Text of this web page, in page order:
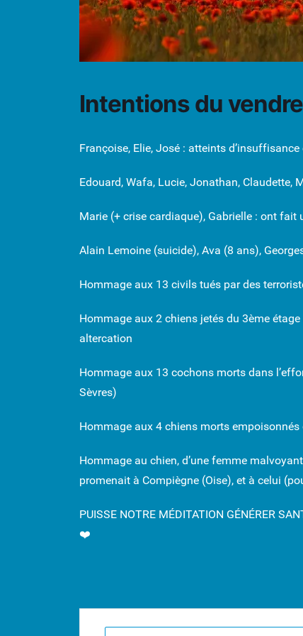
Intentions du
Françoise, Elie, José : atteints
Edouard, Wafa, Lucie, Jonathan, Claudette,
Marie (+ crise cardiaque), Gabrielle : ont fait
Alain Lemoine (suicide), Ava (8 ans),
Hommage aux 13 civils tués par des
Hommage aux 2 chiens jetés du 3ème
altercation
Hommage aux 13 cochons morts dans
Sèvres)
Hommage aux 4 chiens morts
Hommage au chien, d’une femme
promenait à Compiègne (Oise), et à celui
PUISSE NOTRE MÉDITATION GÉNÉRER
❤️